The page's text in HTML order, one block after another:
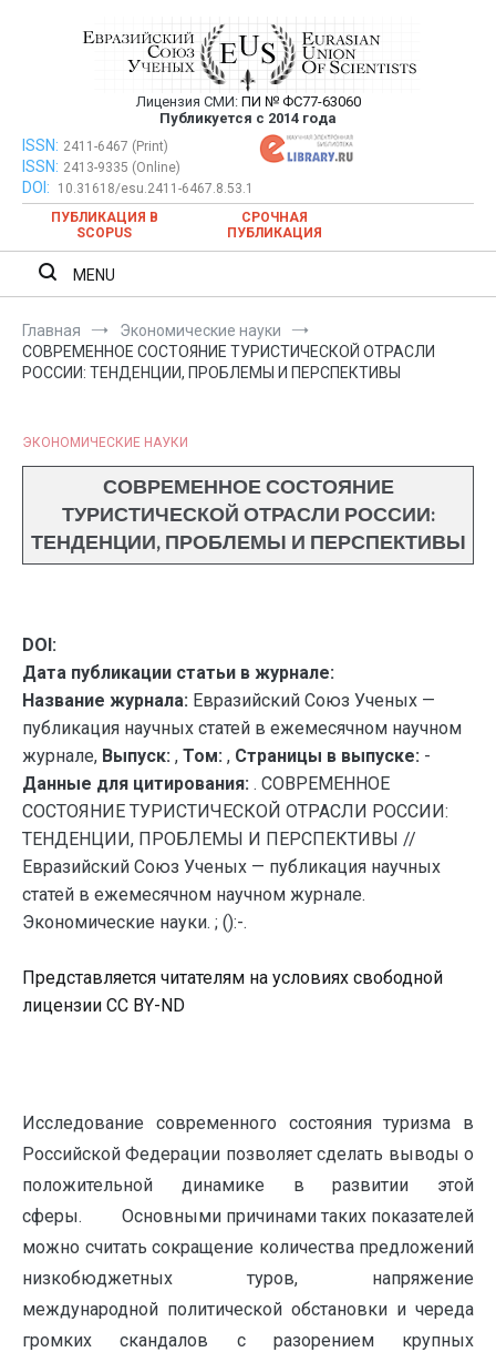
Евразийский Союз Ученых —
публикация научных статей в
ежемесячном научном журнале
Лицензия СМИ: ПИ № ФС77-63060
Публикуется с 2014 года
Евразийский Союз Ученых — публикация научных статей в
ежемесячном научном журнале
ISSN: 2411-6467 (Print)
ISSN: 2413-9335 (Online)
DOI:
10.31618/esu.2411-6467.8.53.1
ПУБЛИКАЦИЯ В
SCOPUS
СРОЧНАЯ
ПУБЛИКАЦИЯ
MENU
Главная
Экономические науки
СОВРЕМЕННОЕ СОСТОЯНИЕ ТУРИСТИЧЕСКОЙ ОТРАСЛИ
РОССИИ: ТЕНДЕНЦИИ, ПРОБЛЕМЫ И ПЕРСПЕКТИВЫ
ЭКОНОМИЧЕСКИЕ НАУКИ
СОВРЕМЕННОЕ СОСТОЯНИЕ
ТУРИСТИЧЕСКОЙ ОТРАСЛИ РОССИИ:
ТЕНДЕНЦИИ, ПРОБЛЕМЫ И ПЕРСПЕКТИВЫ
DOI:
Дата публикации статьи в журнале:
Название журнала: Евразийский Союз Ученых —
публикация научных статей в ежемесячном научном
журнале, Выпуск: , Том: , Страницы в выпуске: -
Данные для цитирования: . СОВРЕМЕННОЕ
СОСТОЯНИЕ ТУРИСТИЧЕСКОЙ ОТРАСЛИ РОССИИ:
ТЕНДЕНЦИИ, ПРОБЛЕМЫ И ПЕРСПЕКТИВЫ //
Евразийский Союз Ученых — публикация научных
статей в ежемесячном научном журнале.
Экономические науки. ; ():-.
Представляется читателям на условиях свободной
лицензии CC BY-ND
Исследование современного состояния туризма в
Российской Федерации позволяет сделать выводы о
положительной динамике в развитии этой
сферы. Основными причинами таких показателей
можно считать сокращение количества предложений
низкобюджетных туров, напряжение
международной политической обстановки и череда
громких скандалов с разорением крупных